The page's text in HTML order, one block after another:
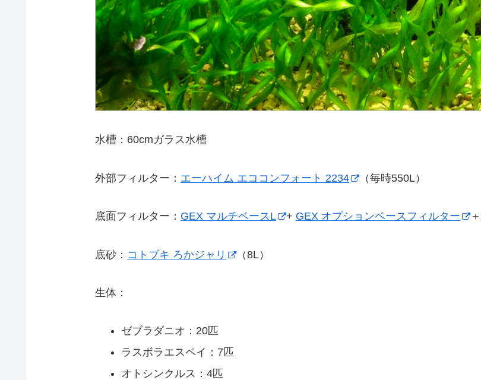
水槽：60cmガラス水槽
外部フィルター： エーハイム エココンフォート 2234 （毎時550L）
底面フィルター： GEX マルチベースL + GEX オプションベースフィルター ＋
底砂： コトブキ ろかジャリ （8L）
生体：
ゼブラダニオ：20匹
ラスボラエスペイ：7匹
オトシンクルス：4匹